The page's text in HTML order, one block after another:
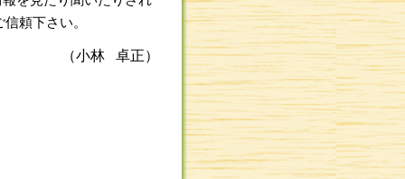
頼下さい。
（小林 卓正）